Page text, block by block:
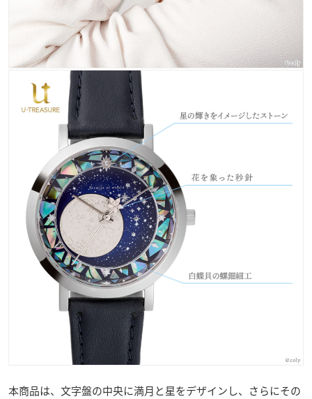
本商品は、文字盤の中央に満月と星をデザインし、さらにその